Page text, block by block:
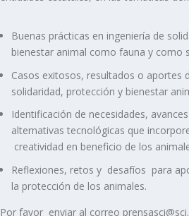
Buenas prácticas en ingeniería de
bienestar animal como fauna y como
Casos exitosos, resultados o aportes
solidaridad, protección y bienestar
Identificación de necesidades,
alternativas tecnológicas que
creatividad en beneficio de los
Reflexiones, retos y desafíos para
la protección de los animales.
Por favor enviar al correo